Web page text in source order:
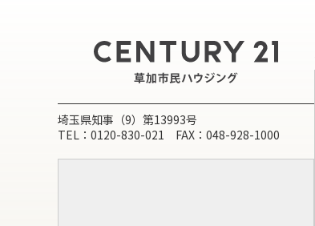
埼玉県知事（9）第13993号
TEL：0120-830-021 FAX：048-928-1000